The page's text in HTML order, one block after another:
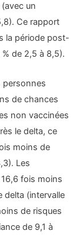
un
Ce rapport
la période post-
de 2,5 à 8,5).
personnes
de chances
non vaccinées
le delta, ce
moins de
Les
fois moins
delta (intervalle
de risques
de 9,1 à